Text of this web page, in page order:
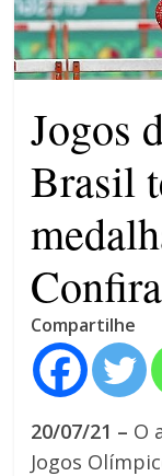
Jogos
Brasil
Confira
Compartilhe
20/07/21 – O
Jogos